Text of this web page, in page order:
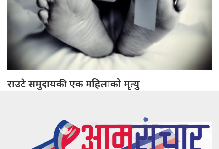
राउटे समुदायकी एक महिलाको मृत्यु